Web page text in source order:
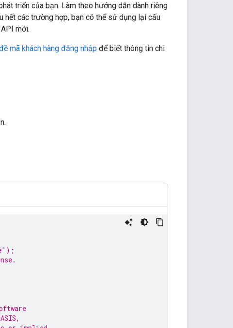
triển của bạn. Làm theo hướng dẫn dành riêng
hết các trường hợp, bạn có thể sử dụng lại cấu
mới.
mã khách hàng đăng nhập để biết thông tin chi